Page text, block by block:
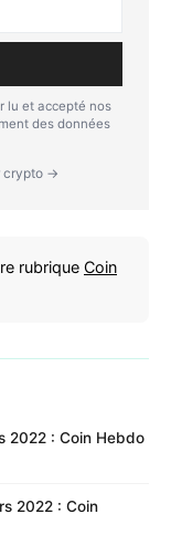
lu et accepté nos
des données
crypto →
rubrique Coin
2022 : Coin Hebdo
2022 : Coin